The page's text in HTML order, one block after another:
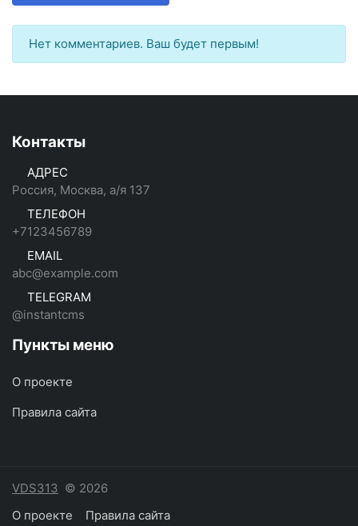
Нет комментариев. Ваш будет первым!
Контакты
АДРЕС
Россия, Москва, а/я 137
ТЕЛЕФОН
+7123456789
EMAIL
abc@example.com
TELEGRAM
@instantcms
Пункты меню
О проекте
Правила сайта
VDS313 © 2026
О проекте
Правила сайта